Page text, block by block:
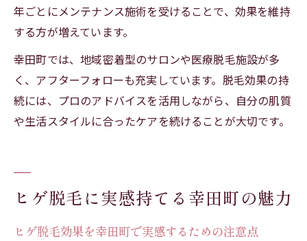
年ごとにメンテナンス施術を受けることで、効果を維持
する方が増えています。
幸田町では、地域密着型のサロンや医療脱毛施設が多
く、アフターフォローも充実しています。脱毛効果の持
続には、プロのアドバイスを活用しながら、自分の肌質
や生活スタイルに合ったケアを続けることが大切です。
ヒゲ脱毛に実感持てる幸田町の魅力
ヒゲ脱毛効果を幸田町で実感するための注意点